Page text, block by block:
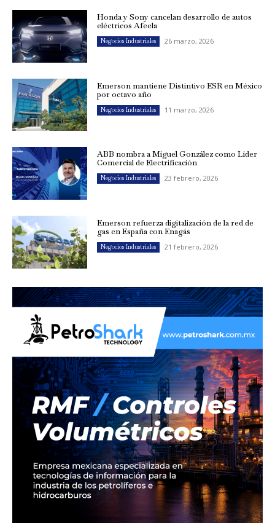
Honda y Sony cancelan desarrollo de autos
eléctricos Afeela
Negocios Industriales 26 marzo, 2026
Emerson mantiene Distintivo ESR en México
por octavo año
Negocios Industriales 11 marzo, 2026
ABB nombra a Miguel González como Líder
Comercial de Electrificación
Negocios Industriales 23 febrero, 2026
Emerson refuerza digitalización de la red de
gas en España con Enagás
Negocios Industriales 21 febrero, 2026